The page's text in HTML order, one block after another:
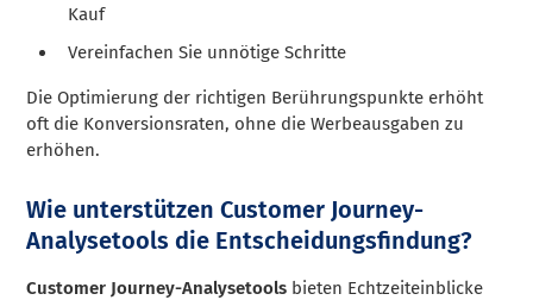
Kauf
Vereinfachen Sie unnötige Schritte
Die Optimierung der richtigen Berührungspunkte erhöht
oft die Konversionsraten, ohne die Werbeausgaben zu
erhöhen.
Wie unterstützen Customer Journey-
Analysetools die Entscheidungsfindung?
Customer Journey-Analysetools bieten Echtzeiteinblicke